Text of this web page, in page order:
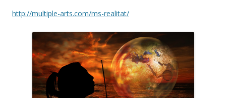
http://multiple-arts.com/ms-realitat/